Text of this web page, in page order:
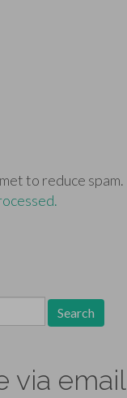
to reduce spam.
via email